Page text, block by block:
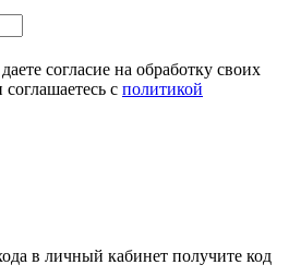
согласие на обработку своих
с политикой
в личный кабинет получите код